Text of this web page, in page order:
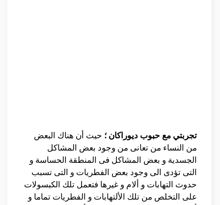
تجربتي مع حبوب ديوراكان ؛ حيث أن هناك البعض
من النساء من تعانى من وجود بعض المشاكل
الجسدية و بعض المشاكل فى المنطقة الحساسة و
التى تؤدى الى وجود بعض الفطريات و التى تسبب
حدوث التهابات و ألام و غيرها فتعمل تلك الكبسولات
على التخلص من تلك الألتهابات و الفطريات تماما و